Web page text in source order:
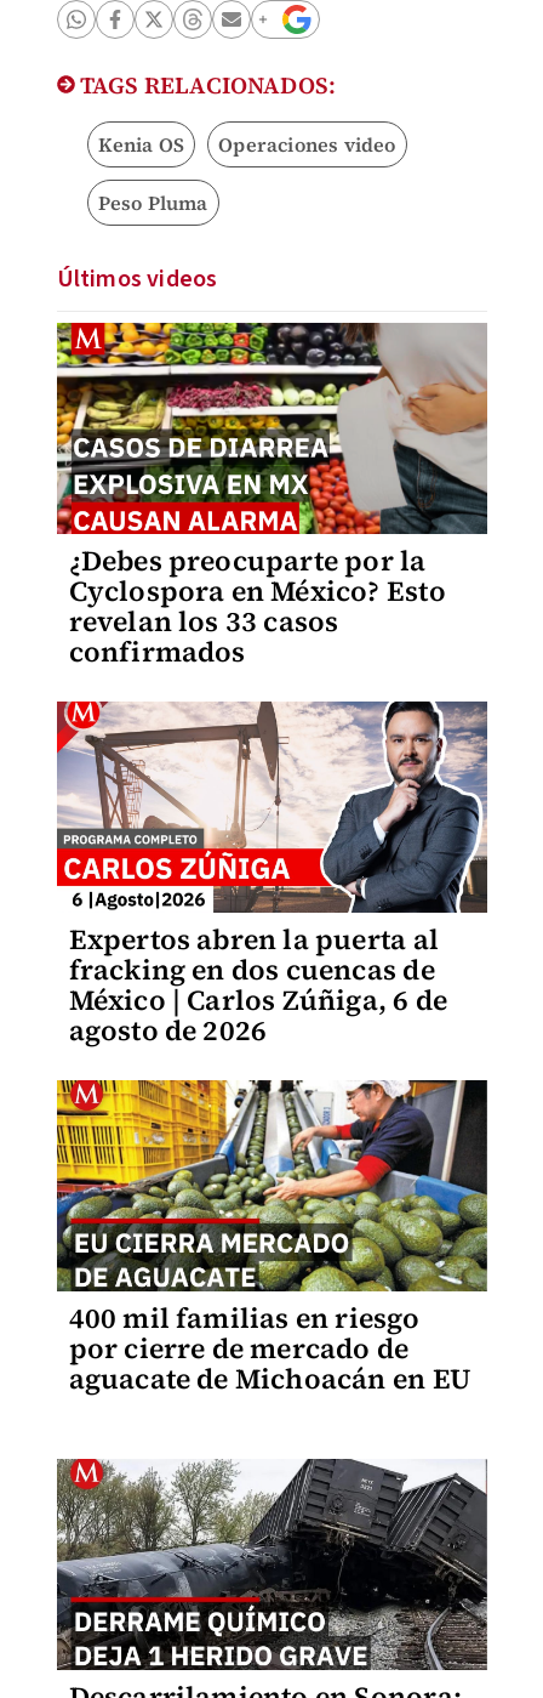
TAGS RELACIONADOS:
Kenia OS Operaciones video
Peso Pluma
Últimos videos
¿Debes preocuparte por la
Cyclospora en México? Esto
revelan los 33 casos
confirmados
Expertos abren la puerta al
fracking en dos cuencas de
México | Carlos Zúñiga, 6 de
agosto de 2026
400 mil familias en riesgo
por cierre de mercado de
aguacate de Michoacán en EU